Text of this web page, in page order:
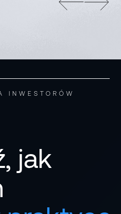
INWESTORÓW
jak